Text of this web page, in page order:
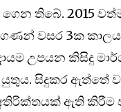
ගෙන තිබේ. 2015
වසර 3ක
උපයන
සිදුකර ඇත්තේ
ඇති කිරීම